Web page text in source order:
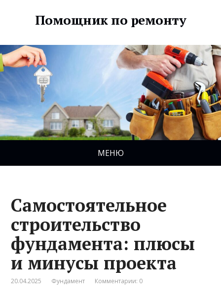
Помощник по ремонту
МЕНЮ
Самостоятельное
строительство
фундамента: плюсы
и минусы проекта
20.04.2025 Фундамент Комментарии: 0